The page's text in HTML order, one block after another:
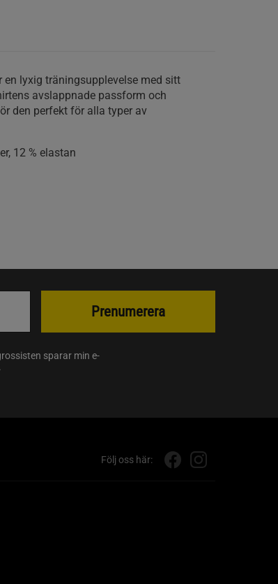
en lyxig träningsupplevelse med sitt
avslappnade passform och
den perfekt för alla typer av
12 % elastan
sparar min e-
Prenumerera
Följ oss här: